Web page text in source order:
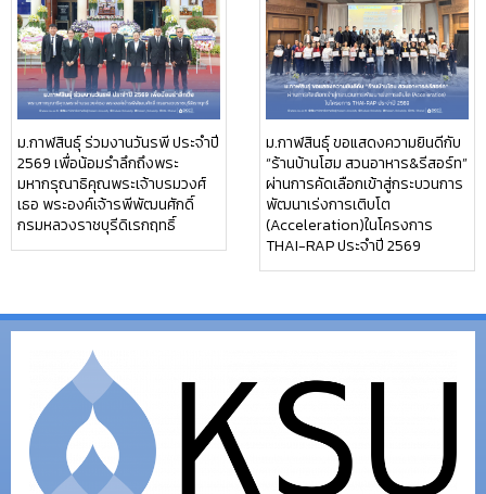
ม.กาฬสินธุ์ ร่วมงานวันรพี ประจำปี
2569 เพื่อน้อมรำลึกถึงพระ
มหากรุณาธิคุณพระเจ้าบรมวงศ์
เธอ พระองค์เจ้ารพีพัฒนศักดิ์
กรมหลวงราชบุรีดิเรกฤทธิ์
ม.กาฬสินธุ์ ขอแสดงความยินดีกับ
“ร้านบ้านโฮม สวนอาหาร&รีสอร์ท”
ผ่านการคัดเลือกเข้าสู่กระบวนการ
พัฒนาเร่งการเติบโต
(Acceleration)ในโครงการ
THAI-RAP ประจำปี 2569